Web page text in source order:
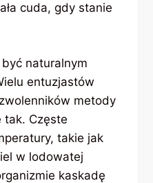
cuda, gdy stanie
naturalnym
entuzjastów
metody
tak. Częste
takie jak
w lodowatej
kaskadę